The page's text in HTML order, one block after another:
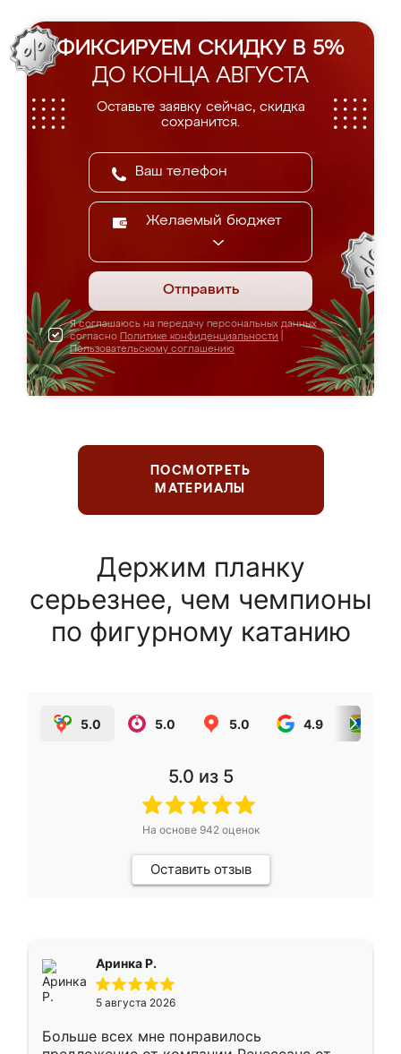
ФИКСИРУЕМ СКИДКУ В 5%
ДО КОНЦА АВГУСТА
Оставьте заявку сейчас, скидка
сохранится.
Желаемый бюджет
Отправить
Я соглашаюсь на передачу персональных данных
согласно Политике конфиденциальности
Пользовательскому соглашению
ПОСМОТРЕТЬ
МАТЕРИАЛЫ
Держим планку
серьезнее, чем чемпионы
по фигурному катанию
5.0 5.0 5.0 4.9
5.0 из 5
На основе 942оценок
Оставить отзыв
Аринка Р.
5 августа 2026
Больше всех мне понравилось